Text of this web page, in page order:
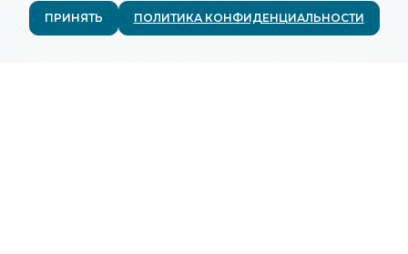
ПРИНЯТЬ ПОЛИТИКА КОНФИДЕНЦИАЛЬНОСТИ